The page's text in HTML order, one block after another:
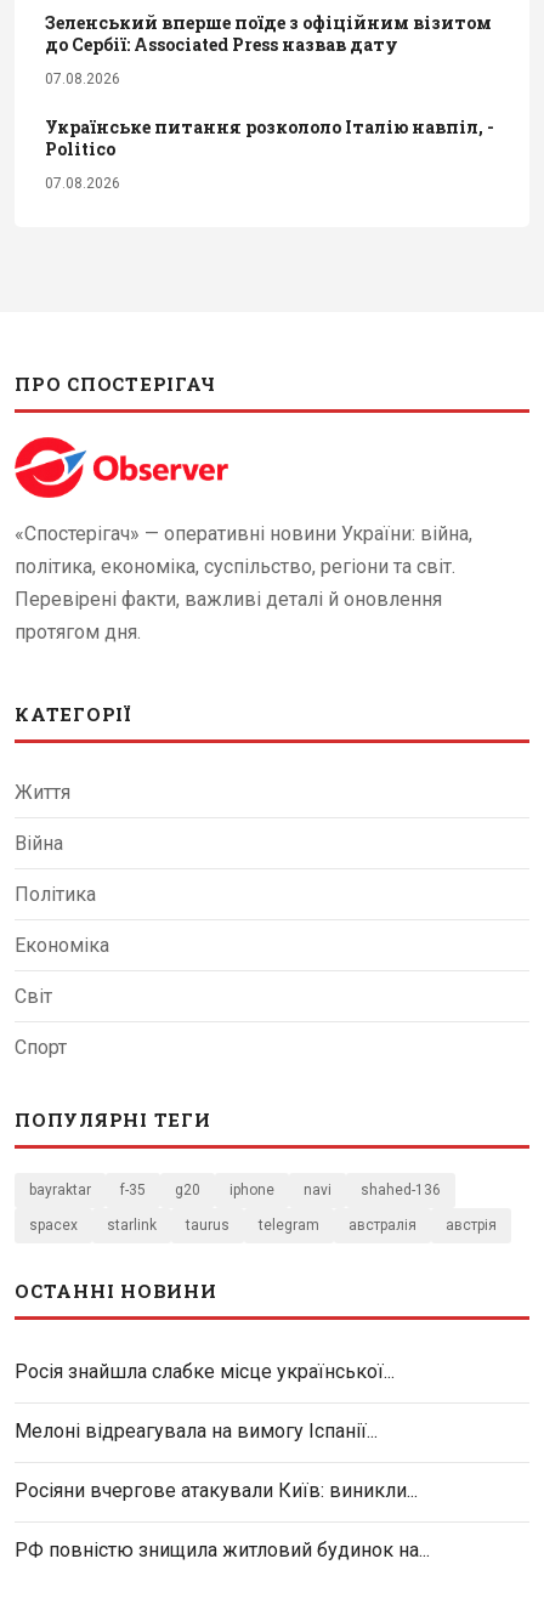
Зеленський вперше поїде з офіційним візитом
до Сербії: Associated Press назвав дату
07.08.2026
Українське питання розкололо Італію навпіл, -
Politico
07.08.2026
ПРО СПОСТЕРІГАЧ
«Спостерігач» — оперативні новини України: війна,
політика, економіка, суспільство, регіони та світ.
Перевірені факти, важливі деталі й оновлення
протягом дня.
КАТЕГОРІЇ
Життя
Війна
Політика
Економіка
Світ
Спорт
ПОПУЛЯРНІ ТЕГИ
bayraktar f-35 g20 iphone navi shahed-136
spacex starlink taurus telegram австралія австрія
ОСТАННІ НОВИНИ
Росія знайшла слабке місце української...
Мелоні відреагувала на вимогу Іспанії...
Росіяни вчергове атакували Київ: виникли...
РФ повністю знищила житловий будинок на...